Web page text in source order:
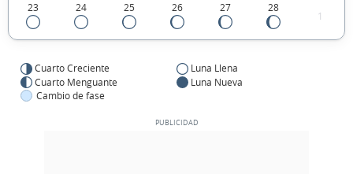
23 24 25 26 27 28
1
Cuarto Creciente
Luna Llena
Cuarto Menguante
Luna Nueva
Cambio de fase